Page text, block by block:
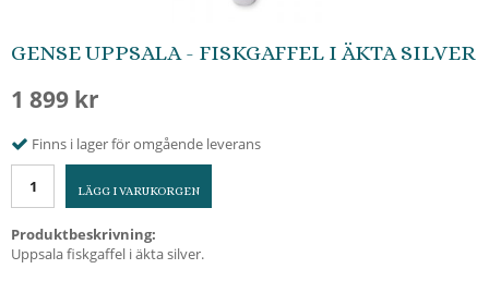
GENSE UPPSALA - FISKGAFFEL I ÄKTA SILVER
1 899 kr
Finns i lager för omgående leverans
LÄGG I VARUKORGEN
Produktbeskrivning:
Uppsala fiskgaffel i äkta silver.